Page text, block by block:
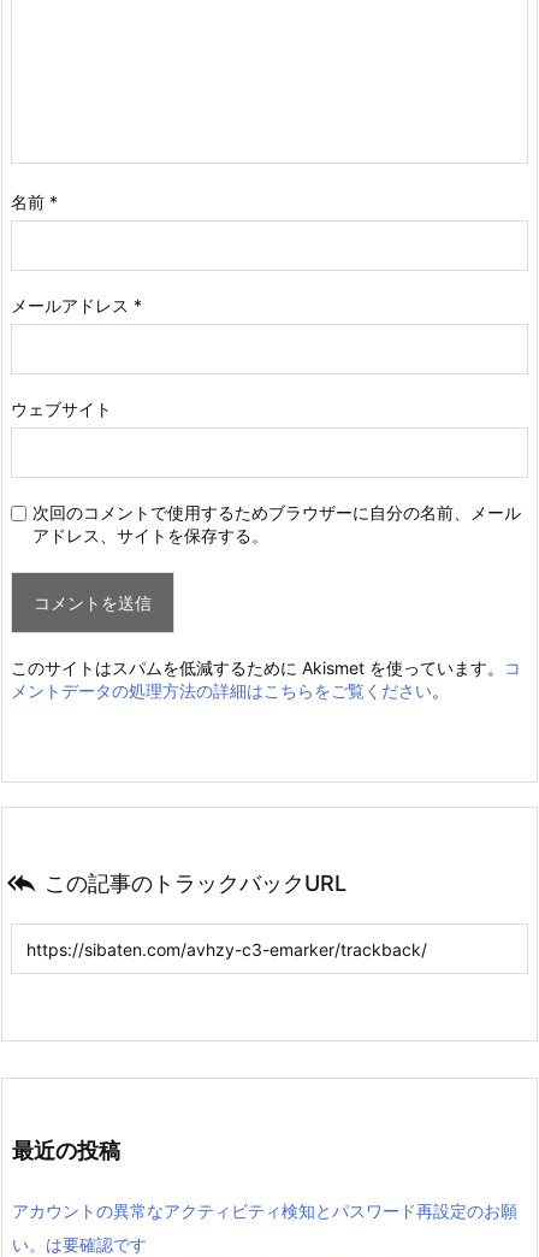
名前 *
メールアドレス *
ウェブサイト
次回のコメントで使用するためブラウザーに自分の名前、メール
アドレス、サイトを保存する。
このサイトはスパムを低減するために Akismet を使っています。
コ
メントデータの処理方法の詳細はこちらをご覧ください。
 この記事のトラックバックURL
最近の投稿
アカウントの異常なアクティビティ検知とパスワード再設定のお願
い。は要確認です